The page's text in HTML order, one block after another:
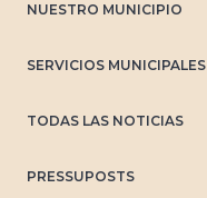
NUESTRO MUNICIPIO
SERVICIOS MUNICIPALES
TODAS LAS NOTICIAS
PRESSUPOSTS